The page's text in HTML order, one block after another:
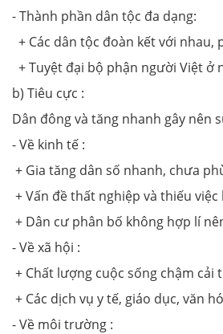
- Thành phần dân tộc đa dạng:
+ Các dân tộc đoàn kết với
+ Tuyệt đại bộ phận người Việt ở
b) Tiêu cực :
Dân đông và tăng nhanh gây nên
- Về kinh tế :
+ Gia tăng dân số nhanh, chưa
+ Vấn đề thất nghiệp và thiếu
+ Dân cư phân bố không hợp lí
- Về xã hội :
+ Chất lượng cuộc sống chậm
+ Các dịch vụ y tế, giáo dục, văn
- Về môi trường :